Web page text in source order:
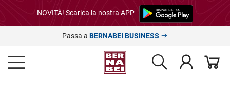
NOVITÀ! Scarica la nostra APP
Passa a BERNABEI BUSINESS